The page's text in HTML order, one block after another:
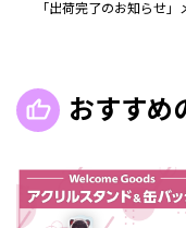
「出荷完了のお知らせ」
おすすめ